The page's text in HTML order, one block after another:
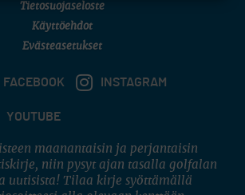
Tietosuojaseloste
Käyttöehdot
Evästeasetukset
FACEBOOK INSTAGRAM
YOUTUBE
maanantaisin ja perjantaisin
niin pysyt ajan tasalla golfalan
uutisista! Tilaa kirje syöttämällä